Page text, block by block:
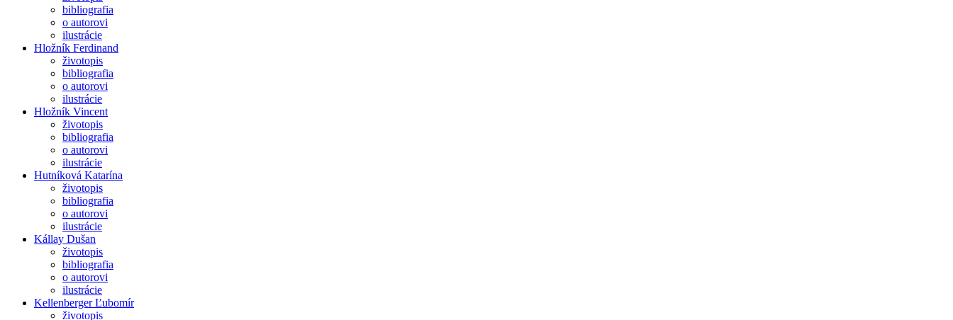
bibliografia
o autorovi
ilustrácie
Hložník Ferdinand
životopis
bibliografia
o autorovi
ilustrácie
Hložník Vincent
životopis
bibliografia
o autorovi
ilustrácie
Hutníková Katarína
životopis
bibliografia
o autorovi
ilustrácie
Kállay Dušan
životopis
bibliografia
o autorovi
ilustrácie
Kellenberger Ľubomír
životopis